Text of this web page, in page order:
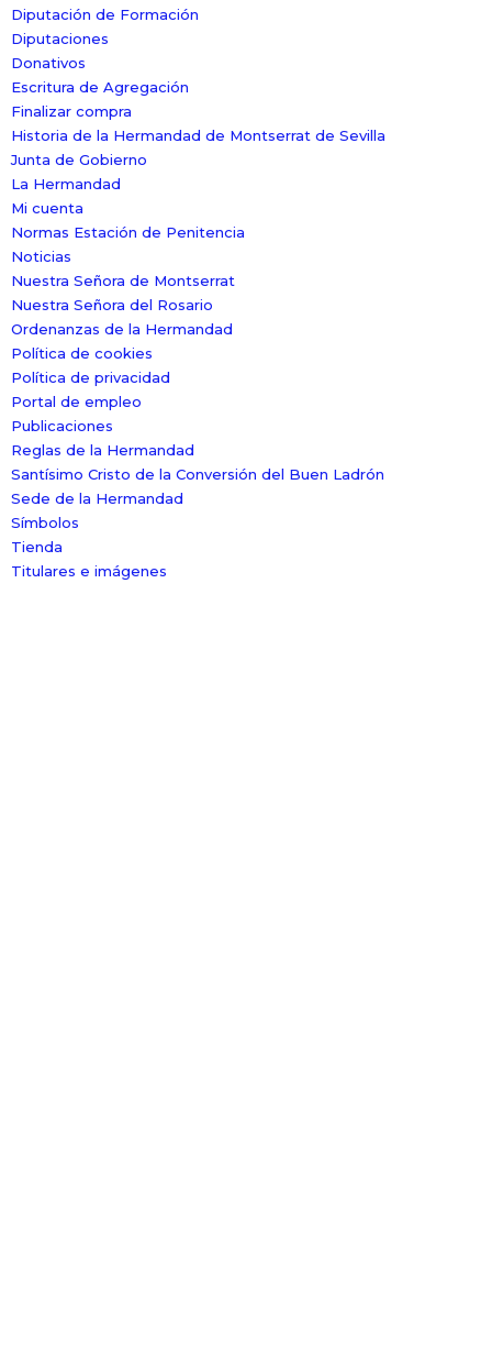
Diputación de Formación
Diputaciones
Donativos
Escritura de Agregación
Finalizar compra
Historia de la Hermandad de Montserrat de Sevilla
Junta de Gobierno
La Hermandad
Mi cuenta
Normas Estación de Penitencia
Noticias
Nuestra Señora de Montserrat
Nuestra Señora del Rosario
Ordenanzas de la Hermandad
Política de cookies
Política de privacidad
Portal de empleo
Publicaciones
Reglas de la Hermandad
Santísimo Cristo de la Conversión del Buen Ladrón
Sede de la Hermandad
Símbolos
Tienda
Titulares e imágenes